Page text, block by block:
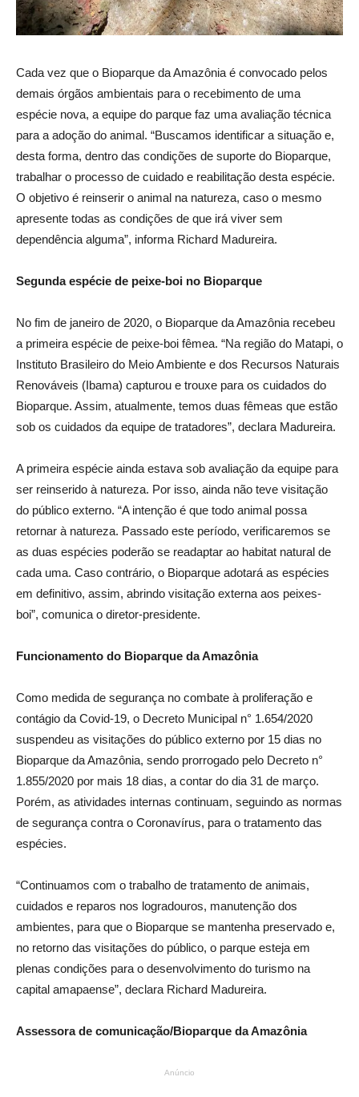
Cada vez que o Bioparque da Amazônia é convocado pelos
demais órgãos ambientais para o recebimento de uma
espécie nova, a equipe do parque faz uma avaliação técnica
para a adoção do animal. “Buscamos identificar a situação e,
desta forma, dentro das condições de suporte do Bioparque,
trabalhar o processo de cuidado e reabilitação desta espécie.
O objetivo é reinserir o animal na natureza, caso o mesmo
apresente todas as condições de que irá viver sem
dependência alguma”, informa Richard Madureira.
Segunda espécie de peixe-boi no Bioparque
No fim de janeiro de 2020, o Bioparque da Amazônia recebeu
a primeira espécie de peixe-boi fêmea. “Na região do Matapi, o
Instituto Brasileiro do Meio Ambiente e dos Recursos Naturais
Renováveis (Ibama) capturou e trouxe para os cuidados do
Bioparque. Assim, atualmente, temos duas fêmeas que estão
sob os cuidados da equipe de tratadores”, declara Madureira.
A primeira espécie ainda estava sob avaliação da equipe para
ser reinserido à natureza. Por isso, ainda não teve visitação
do público externo. “A intenção é que todo animal possa
retornar à natureza. Passado este período, verificaremos se
as duas espécies poderão se readaptar ao habitat natural de
cada uma. Caso contrário, o Bioparque adotará as espécies
em definitivo, assim, abrindo visitação externa aos peixes-
boi”, comunica o diretor-presidente.
Funcionamento do Bioparque da Amazônia
Como medida de segurança no combate à proliferação e
contágio da Covid-19, o Decreto Municipal n° 1.654/2020
suspendeu as visitações do público externo por 15 dias no
Bioparque da Amazônia, sendo prorrogado pelo Decreto n°
1.855/2020 por mais 18 dias, a contar do dia 31 de março.
Porém, as atividades internas continuam, seguindo as normas
de segurança contra o Coronavírus, para o tratamento das
espécies.
“Continuamos com o trabalho de tratamento de animais,
cuidados e reparos nos logradouros, manutenção dos
ambientes, para que o Bioparque se mantenha preservado e,
no retorno das visitações do público, o parque esteja em
plenas condições para o desenvolvimento do turismo na
capital amapaense”, declara Richard Madureira.
Assessora de comunicação/Bioparque da Amazônia
Anúncio